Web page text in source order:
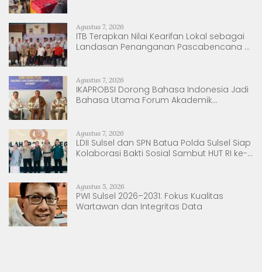
Agustus 7, 2026
ITB Terapkan Nilai Kearifan Lokal sebagai
Landasan Penanganan Pascabencana di
Agustus 7, 2026
IKAPROBSI Dorong Bahasa Indonesia Jadi
Bahasa Utama Forum Akademik
Agustus 7, 2026
LDII Sulsel dan SPN Batua Polda Sulsel Siap
Kolaborasi Bakti Sosial Sambut HUT RI ke-
Agustus 5, 2026
PWI Sulsel 2026–2031: Fokus Kualitas
Wartawan dan Integritas Data